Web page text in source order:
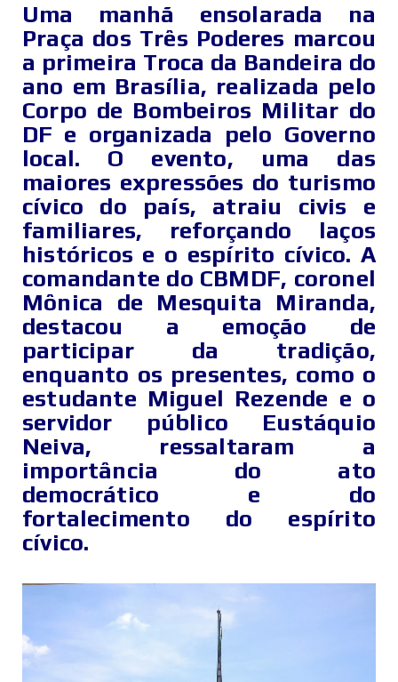
Uma manhã ensolarada na
Praça dos Três Poderes marcou
a primeira Troca da Bandeira do
ano em Brasília, realizada pelo
Corpo de Bombeiros Militar do
DF e organizada pelo Governo
local. O evento, uma das
maiores expressões do turismo
cívico do país, atraiu civis e
familiares, reforçando laços
históricos e o espírito cívico. A
comandante do CBMDF, coronel
Mônica de Mesquita Miranda,
destacou a emoção de
participar da tradição,
enquanto os presentes, como o
estudante Miguel Rezende e o
servidor público Eustáquio
Neiva, ressaltaram a
importância do ato
democrático e do
fortalecimento do espírito
cívico.